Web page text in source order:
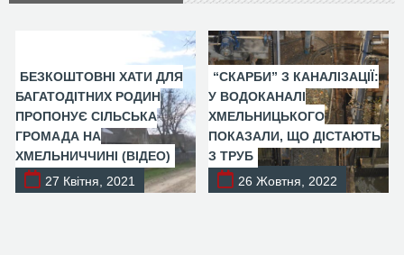
БЕЗКОШТОВНІ ХАТИ ДЛЯ
БАГАТОДІТНИХ РОДИН
ПРОПОНУЄ СІЛЬСЬКА
ГРОМАДА НА
ХМЕЛЬНИЧЧИНІ (ВІДЕО)
27 Квітня, 2021
“СКАРБИ” З КАНАЛІЗАЦІЇ:
У ВОДОКАНАЛІ
ХМЕЛЬНИЦЬКОГО
ПОКАЗАЛИ, ЩО ДІСТАЮТЬ
З ТРУБ
26 Жовтня, 2022